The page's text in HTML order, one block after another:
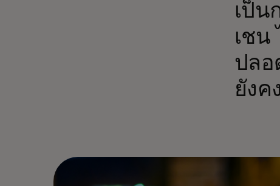
เป็น
เชน
ปลอ
ยังค